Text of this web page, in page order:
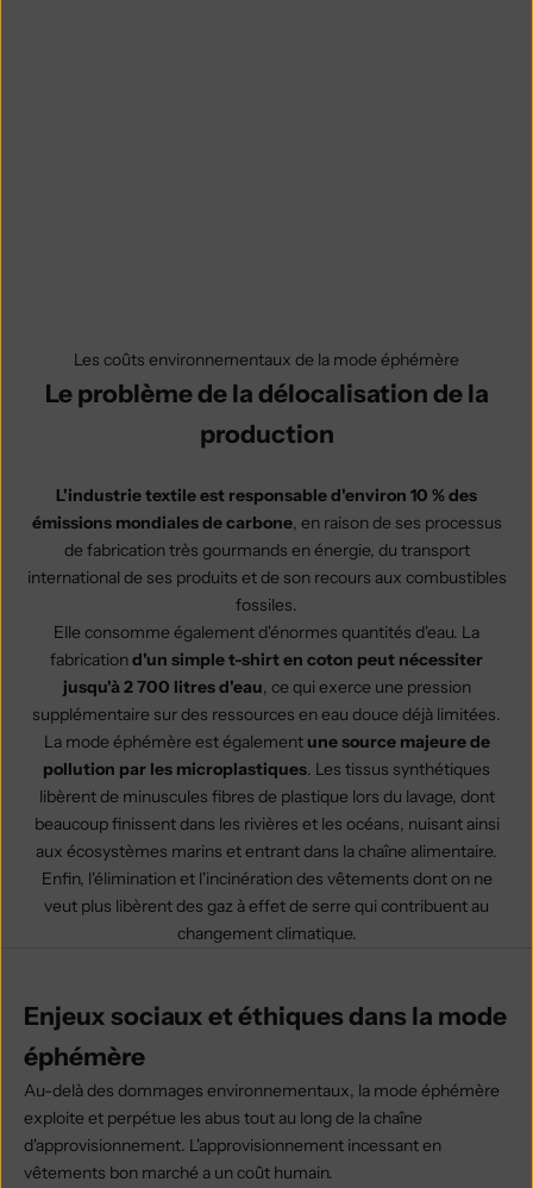
Les coûts environnementaux de la mode éphémère
Le problème de la délocalisation de la
production
L'industrie textile est responsable d'environ 10 % des
émissions mondiales de carbone, en raison de ses processus
de fabrication très gourmands en énergie, du transport
international de ses produits et de son recours aux combustibles
fossiles.
Elle consomme également d'énormes quantités d'eau. La
fabricationd'un simple t-shirt en coton peut nécessiter
jusqu'à 2 700 litres d'eau, ce qui exerce une pression
supplémentaire sur des ressources en eau douce déjà limitées.
La mode éphémère est égalementune source majeure de
pollution par les microplastiques. Les tissus synthétiques
libèrent de minuscules fibres de plastique lors du lavage, dont
beaucoup finissent dans les rivières et les océans, nuisant ainsi
aux écosystèmes marins et entrant dans la chaîne alimentaire.
Enfin, l'élimination et l'incinération des vêtements dont on ne
veut plus libèrent des gaz à effet de serre qui contribuent au
changement climatique.
Enjeux sociaux et éthiques dans la mode
éphémère
Au-delà des dommages environnementaux, la mode éphémère
exploite et perpétue les abus tout au long de la chaîne
d'approvisionnement. L'approvisionnement incessant en
vêtements bon marché a un coût humain.